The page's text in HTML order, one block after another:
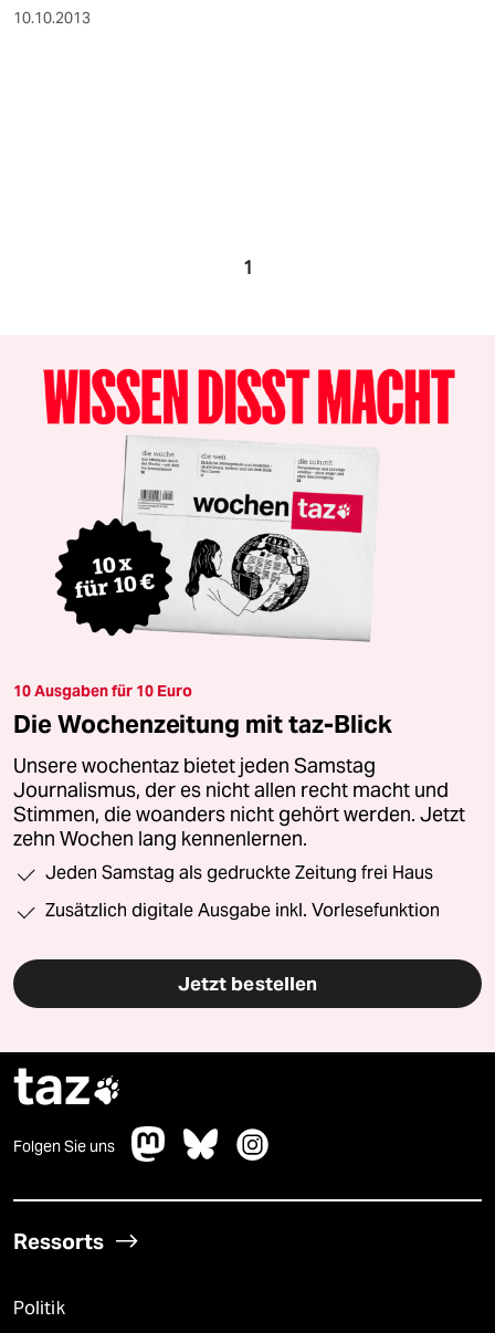
10.10.2013
1
10 Ausgaben für 10 Euro
Die Wochenzeitung mit taz-Blick
Unsere wochentaz bietet jeden Samstag
Journalismus, der es nicht allen recht macht und
Stimmen, die woanders nicht gehört werden. Jetzt
zehn Wochen lang kennenlernen.
Jeden Samstag als gedruckte Zeitung frei Haus
Zusätzlich digitale Ausgabe inkl. Vorlesefunktion
Jetzt bestellen
taz
Folgen Sie uns
Ressorts
Politik